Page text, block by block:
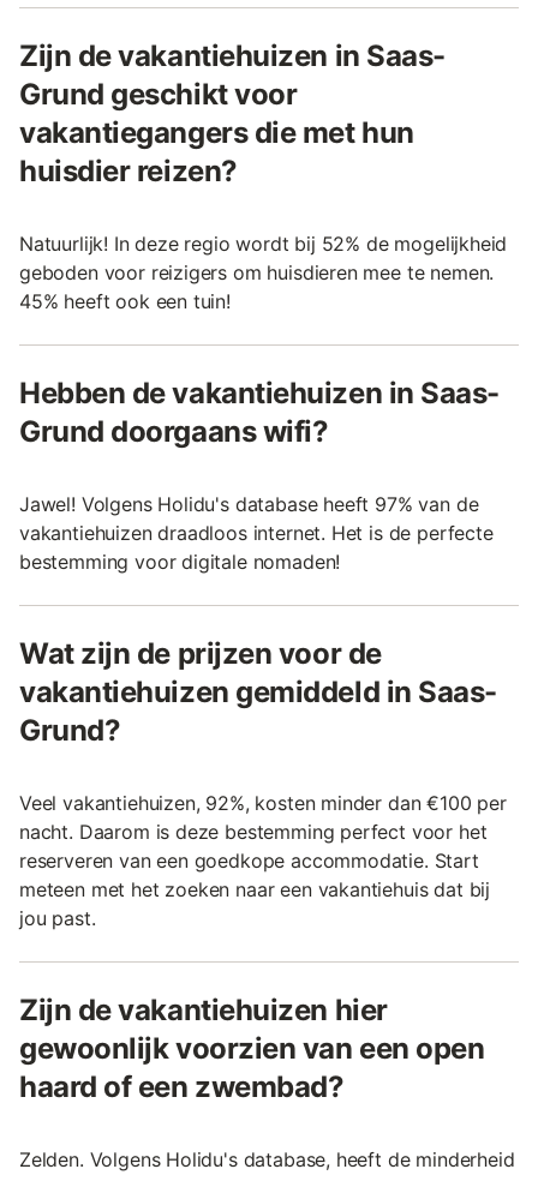
Zijn de vakantiehuizen in Saas-
Grund geschikt voor
vakantiegangers die met hun
huisdier reizen?
Natuurlijk! In deze regio wordt bij 52% de mogelijkheid
geboden voor reizigers om huisdieren mee te nemen.
45% heeft ook een tuin!
Hebben de vakantiehuizen in Saas-
Grund doorgaans wifi?
Jawel! Volgens Holidu's database heeft 97% van de
vakantiehuizen draadloos internet. Het is de perfecte
bestemming voor digitale nomaden!
Wat zijn de prijzen voor de
vakantiehuizen gemiddeld in Saas-
Grund?
Veel vakantiehuizen, 92%, kosten minder dan €100 per
nacht. Daarom is deze bestemming perfect voor het
reserveren van een goedkope accommodatie. Start
meteen met het zoeken naar een vakantiehuis dat bij
jou past.
Zijn de vakantiehuizen hier
gewoonlijk voorzien van een open
haard of een zwembad?
Zelden. Volgens Holidu's database, heeft de minderheid